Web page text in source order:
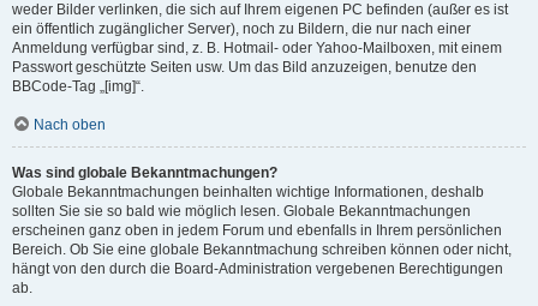
weder Bilder verlinken, die sich auf Ihrem eigenen PC befinden (außer es ist
ein öffentlich zugänglicher Server), noch zu Bildern, die nur nach einer
Anmeldung verfügbar sind, z. B. Hotmail- oder Yahoo-Mailboxen, mit einem
Passwort geschützte Seiten usw. Um das Bild anzuzeigen, benutze den
BBCode-Tag „[img]“.
Nach oben
Was sind globale Bekanntmachungen?
Globale Bekanntmachungen beinhalten wichtige Informationen, deshalb
sollten Sie sie so bald wie möglich lesen. Globale Bekanntmachungen
erscheinen ganz oben in jedem Forum und ebenfalls in Ihrem persönlichen
Bereich. Ob Sie eine globale Bekanntmachung schreiben können oder nicht,
hängt von den durch die Board-Administration vergebenen Berechtigungen
ab.